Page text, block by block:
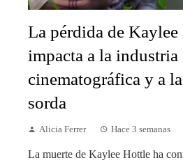
La pérdida de
impacta a la industria
cinematográfica y a
sorda
Alicia Ferrer Hace 3 semanas
La muerte de Kaylee Hottle ha